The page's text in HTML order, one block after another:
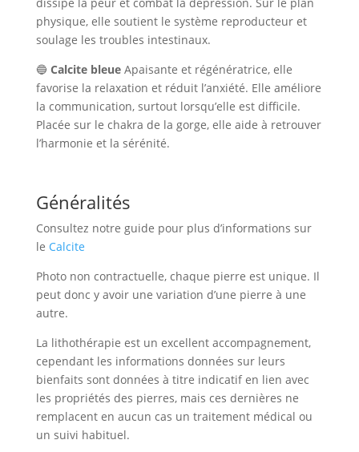
dissipe la peur et combat la dépression. Sur le plan
physique, elle soutient le système reproducteur et
soulage les troubles intestinaux.
🔵 Calcite bleueApaisante et régénératrice, elle
favorise la relaxation et réduit l’anxiété. Elle améliore
la communication, surtout lorsqu’elle est difficile.
Placée sur le chakra de la gorge, elle aide à retrouver
l’harmonie et la sérénité.
Généralités
Consultez notre guide pour plus d’informations sur
le Calcite
Photo non contractuelle, chaque pierre est unique. Il
peut donc y avoir une variation d’une pierre à une
autre.
La lithothérapie est un excellent accompagnement,
cependant les informations données sur leurs
bienfaits sont données à titre indicatif en lien avec
les propriétés des pierres, mais ces dernières ne
remplacent en aucun cas un traitement médical ou
un suivi habituel.